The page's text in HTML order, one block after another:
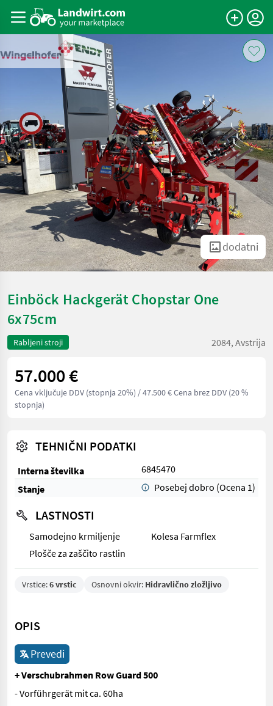
dodatni
Einböck Hackgerät Chopstar One
6x75cm
Rabljeni stroji 2084, Avstrija
57.000 €
Cena vključuje DDV (stopnja 20%) / 47.500 € Cena brez DDV (20 %
stopnja)
TEHNIČNI PODATKI
Interna številka
6845470
Stanje
Posebej dobro (Ocena 1)
LASTNOSTI
Samodejno krmiljenje
Kolesa Farmflex
Plošče za zaščito rastlin
Vrstice:6 vrstic Osnovni okvir: Hidravlično zložljivo
OPIS
Prevedi
+ Verschubrahmen Row Guard 500
- Vorführgerät mit ca. 60ha